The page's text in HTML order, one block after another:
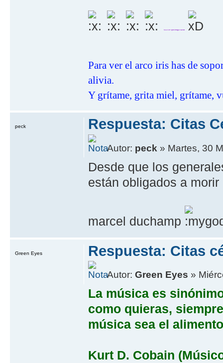
va a ser qeu tenga razon
Para ver el arco iris has de
alivia.
Y grítame, grita miel, grítame,
Respuesta: Citas
Autor: peck » Martes, 30
Desde que los
están obligados a
marcel duchamp
peck
Respuesta: Citas
Autor:Green Eyes »
La música es
como quieras,
música sea el
Kurt D. Cobain
Green Eyes